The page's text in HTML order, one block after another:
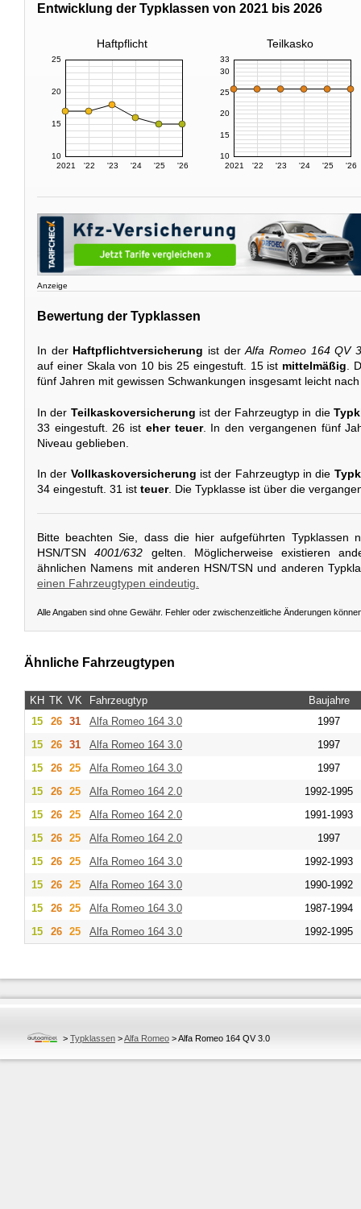
Entwicklung der Typklassen von 2021 bis 2026
Haftpflicht Teilkasko
2021 '22 '23 '24 '25 '26
10
15
20
25
2021 '22 '23 '24 '25 '26
10
15
20
25
30
33
Anzeige
Bewertung der Typklassen
In der Haftpflichtversicherung ist derAlfa Romeo 164 QV
auf einer Skala von 10 bis 25 eingestuft. 15 ist mittelmäßig .
fünf Jahren mit gewissen Schwankungen insgesamt leicht
In der Teilkaskoversicherung ist der Fahrzeugtyp in die
33 eingestuft. 26 ist eher teuer. In den vergangenen fünf
Niveau geblieben.
In der Vollkaskoversicherung ist der Fahrzeugtyp in die
34 eingestuft. 31 ist teuer. Die Typklasse ist über die
Bitte beachten Sie, dass die hier aufgeführten Typklassen
HSN/TSN4001/632 gelten. Möglicherweise existieren
ähnlichen Namens mit anderen HSN/TSN und anderen
einen Fahrzeugtypen eindeutig.
Alle Angaben sind ohne Gewähr. Fehler oder zwischenzeitliche Änderungen
Ähnliche Fahrzeugtypen
KH TK VK Fahrzeugtyp
Baujahre
15
26 31 Alfa Romeo 164 3.0
1997
15
26 31 Alfa Romeo 164 3.0
1997
15
26 25 Alfa Romeo 164 3.0
1997
15
26 25 Alfa Romeo 164 2.0
1992-1995
15
26 25 Alfa Romeo 164 2.0
1991-1993
15
26 25 Alfa Romeo 164 2.0
1997
15
26 25 Alfa Romeo 164 3.0
1992-1993
15
26 25 Alfa Romeo 164 3.0
1990-1992
15
26 25 Alfa Romeo 164 3.0
1987-1994
15
26 25 Alfa Romeo 164 3.0 1992-1995
> Typklassen >Alfa Romeo >Alfa Romeo 164 QV 3.0